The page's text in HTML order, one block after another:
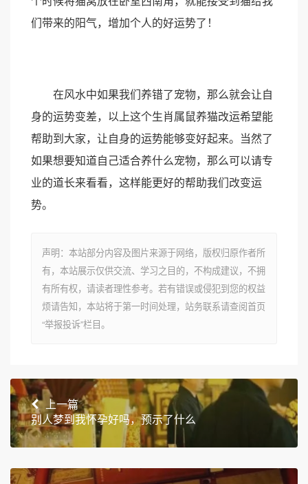
们带来的阳气，增加个人的好运势了！
在风水中如果我们养错了宠物，那么就会让自
身的运势变差，以上这个生肖属鼠养猫改运希望能
帮助到大家，让自身的运势能够变好起来。当然了
如果想要知道自己适合养什么宠物，那么可以请专
业的道长来看看，这样能更好的帮助我们改变运
势。
声明：本站部分内容及图片来源于网络，版权归原作者所
有，本站展示仅供交流、学习之目的，不构成建议，不拥
有所有权，请读者理性参考。若有错误或侵犯到您的权益
烦请告知，本站将于第一时间处理，站务联系请查阅首页
“举报投诉”栏目。
上一篇
别人梦到我怀孕好吗，预示了什么